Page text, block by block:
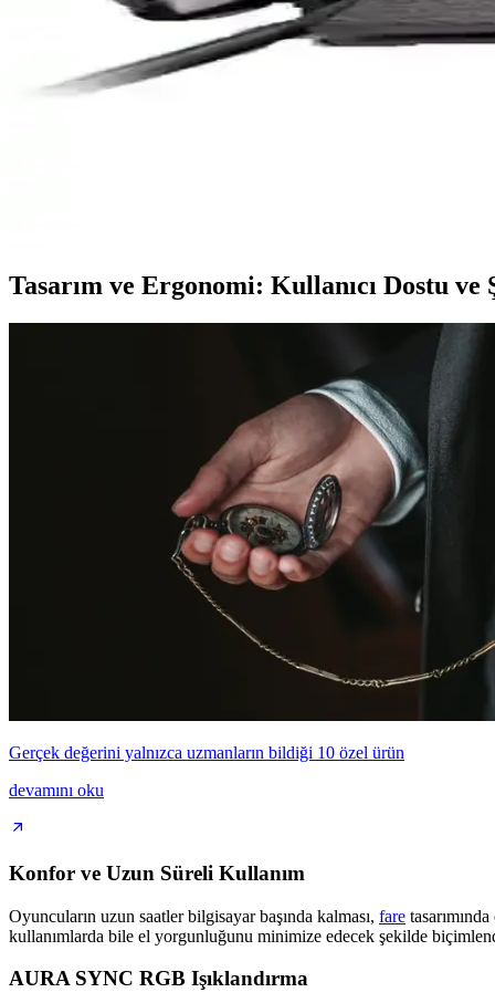
Rush Poison RM82, 10.000 DPI, ergonomik tasarım ve RGB
Glorious Model D Kablolu Beyaz RGB Oyuncu
Tasarım ve Ergonomi: Kullanıcı Dostu ve
Gerçek değerini yalnızca uzmanların bildiği 10 özel ürün
devamını oku
Konfor ve Uzun Süreli Kullanım
Oyuncuların uzun saatler bilgisayar başında kalması, fare
kullanımlarda bile el yorgunluğunu minimize edecek şekilde
AURA SYNC RGB Işıklandırma